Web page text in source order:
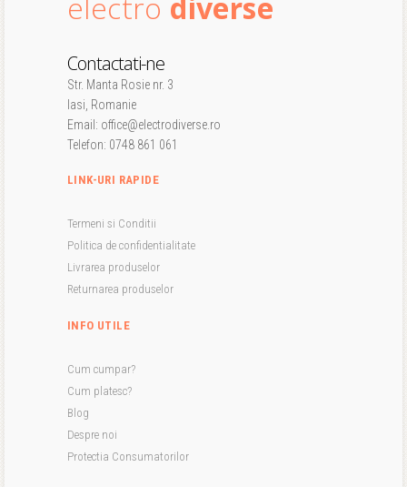
Contactati-ne
Str. Manta Rosie nr. 3
Iasi, Romanie
Email: office@electrodiverse.ro
Telefon: 0748 861 061
LINK-URI RAPIDE
Termeni si Conditii
Politica de confidentialitate
Livrarea produselor
Returnarea produselor
INFO UTILE
Cum cumpar?
Cum platesc?
Blog
Despre noi
Protectia Consumatorilor